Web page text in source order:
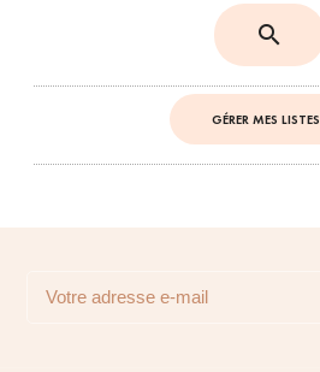
search
GÉRER MES LISTES